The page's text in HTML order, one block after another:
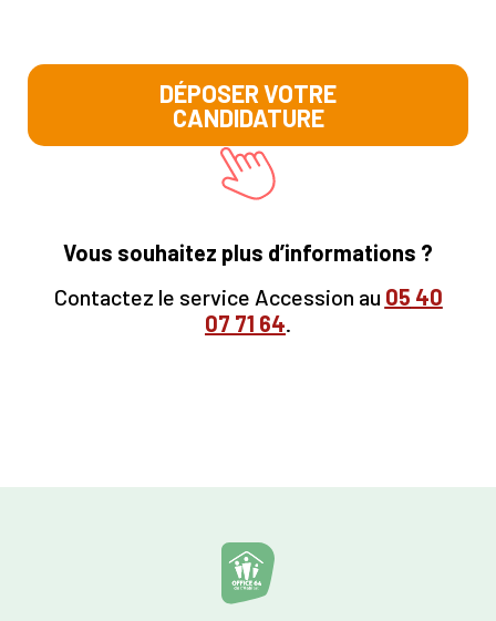
DÉPOSER VOTRE
CANDIDATURE
Vous souhaitez plus d’informations ?
Contactez le service Accession au 05 40
07 71 64.